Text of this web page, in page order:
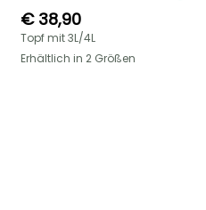
€ 38,90
Topf mit 3L/4L
Erhältlich in 2 Größen